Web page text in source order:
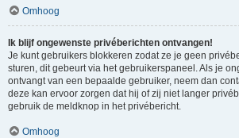
Omhoog
Ik blijf ongewenste privéberichten ontvangen!
Je kunt gebruikers blokkeren zodat ze je geen
sturen, dit gebeurt via het gebruikerspaneel. Als je
ontvangt van een bepaalde gebruiker, neem dan
deze kan ervoor zorgen dat hij of zij niet langer
gebruik de meldknop in het privébericht.
Omhoog